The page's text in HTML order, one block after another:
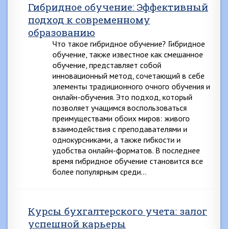
Гибридное обучение: Эффективный
подход к современному
образованию
Что такое гибридное обучение? Гибридное
обучение, также известное как смешанное
обучение, представляет собой
инновационный метод, сочетающий в себе
элементы традиционного очного обучения и
онлайн-обучения. Это подход, который
позволяет учащимся воспользоваться
преимуществами обоих миров: живого
взаимодействия с преподавателями и
однокурсниками, а также гибкости и
удобства онлайн-форматов. В последнее
время гибридное обучение становится все
более популярным среди…
Курсы бухгалтерского учета: залог
успешной карьеры